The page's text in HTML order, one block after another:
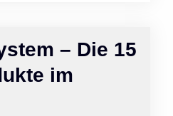
– Die 15
im